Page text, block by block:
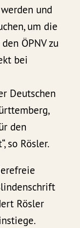
und
um die
ÖPNV zu
bei
Deutschen
den
so Rösler.
Rösler